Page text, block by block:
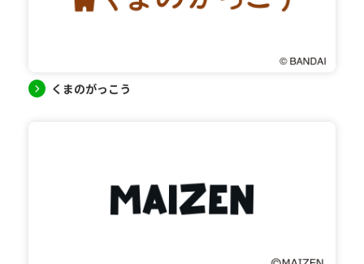
くまのがっこう